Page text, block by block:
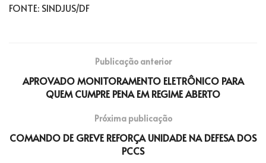
FONTE: SINDJUS/DF
Publicação anterior
APROVADO MONITORAMENTO ELETRÔNICO PARA
QUEM CUMPRE PENA EM REGIME ABERTO
Próxima publicação
COMANDO DE GREVE REFORÇA UNIDADE NA DEFESA DOS
PCCS